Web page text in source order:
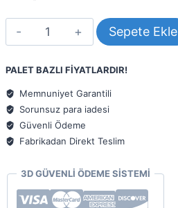
Yanmaz
ALBOND
7000
4mm
040
adet
Sepete Ekle
PALET BAZLI FİYATLARDIR!
Memnuniyet Garantili
Sorunsuz para iadesi
Güvenli Ödeme
Fabrikadan Direkt Teslim
3D GÜVENLİ ÖDEME SİSTEMİ